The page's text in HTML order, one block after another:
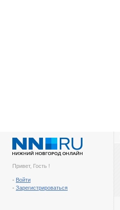
Привет, Гость !
- Войти
- Зарегистрироваться